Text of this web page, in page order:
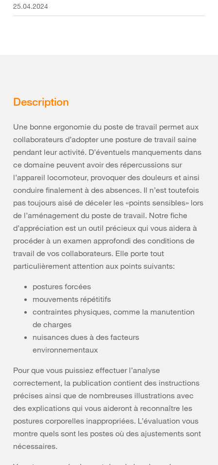
25.04.2024
Description
Une bonne ergonomie du poste de travail permet aux
collaborateurs d’adopter une posture de travail saine
pendant leur activité. D’éventuels manquements dans
ce domaine peuvent avoir des répercussions sur
l’appareil locomoteur, provoquer des douleurs et ainsi
conduire finalement à des absences. Il n’est toutefois
pas toujours aisé de déceler les «points sensibles» lors
de l’aménagement du poste de travail. Notre fiche
d’appréciation est un outil précieux qui vous aidera à
procéder à un examen approfondi des conditions de
travail de vos collaborateurs. Elle porte tout
particulièrement attention aux points suivants:
postures forcées
mouvements répétitifs
contraintes physiques, comme la manutention
de charges
nuisances dues à des facteurs
environnementaux
Pour que vous puissiez effectuer l’analyse
correctement, la publication contient des instructions
précises ainsi que de nombreuses illustrations avec
des explications qui vous aideront à reconnaître les
postures corporelles inappropriées. L’évaluation vous
montre quels sont les postes où des ajustements sont
nécessaires.